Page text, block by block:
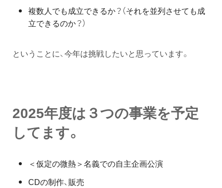
複数人でも成立できるか？（それを並列させても成
立できるのか？）
ということに、今年は挑戦したいと思っています。
2025年度は３つの事業を予定
してます。
＜仮定の微熱＞名義での自主企画公演
CDの制作、販売